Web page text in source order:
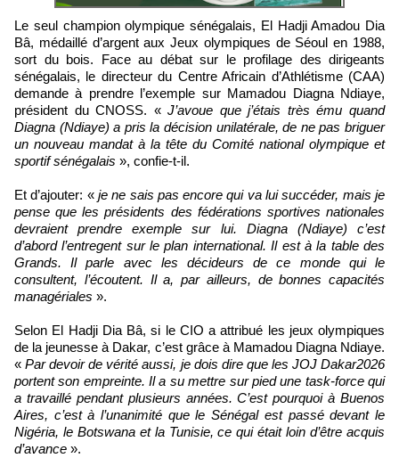
Le seul champion olympique sénégalais, El Hadji Amadou Dia
Bâ, médaillé d’argent aux Jeux olympiques de Séoul en 1988,
sort du bois. Face au débat sur le profilage des dirigeants
sénégalais, le directeur du Centre Africain d’Athlétisme (CAA)
demande à prendre l’exemple sur Mamadou Diagna Ndiaye,
président du CNOSS. «J’avoue que j’étais très ému quand
Diagna (Ndiaye) a pris la décision unilatérale, de ne pas briguer
un nouveau mandat à la tête du Comité national olympique et
sportif sénégalais », confie-t-il.
Et d’ajouter: « je ne sais pas encore qui va lui succéder, mais je
pense que les présidents des fédérations sportives nationales
devraient prendre exemple sur lui. Diagna (Ndiaye) c’est
d’abord l’entregent sur le plan international. Il est à la table des
Grands. Il parle avec les décideurs de ce monde qui le
consultent, l’écoutent. Il a, par ailleurs, de bonnes capacités
managériales ».
Selon El Hadji Dia Bâ, si le CIO a attribué les jeux olympiques
de la jeunesse à Dakar, c’est grâce à Mamadou Diagna Ndiaye.
«Par devoir de vérité aussi, je dois dire que les JOJ Dakar2026
portent son empreinte. Il a su mettre sur pied une task-force qui
a travaillé pendant plusieurs années. C’est pourquoi à Buenos
Aires, c’est à l’unanimité que le Sénégal est passé devant le
Nigéria, le Botswana et la Tunisie, ce qui était loin d’être acquis
d’avance ».